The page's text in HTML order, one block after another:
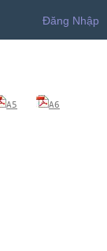
Đăng Nhập
A5 A6